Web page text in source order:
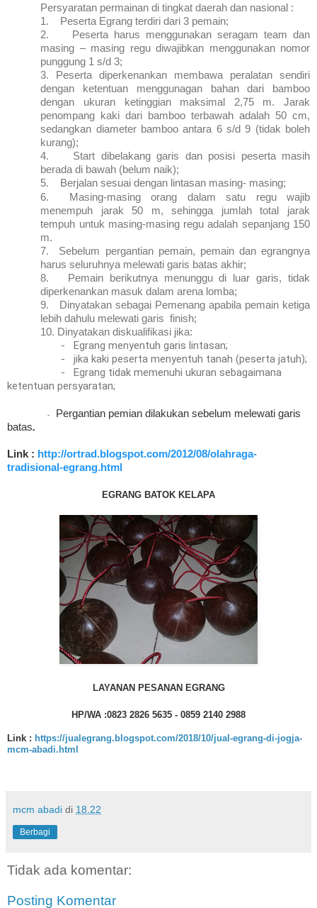
Persyaratan permainan di tingkat daerah dan nasional :
1.
Peserta Egrang terdiri dari 3 pemain;
2.
Peserta harus menggunakan seragam team dan
masing – masing regu diwajibkan menggunakan nomor
punggung 1 s/d 3;
3.
Peserta diperkenankan membawa peralatan sendiri
dengan ketentuan menggunagan bahan dari bamboo
dengan ukuran ketinggian maksimal 2,75 m. Jarak
penompang kaki dari bamboo terbawah adalah 50 cm,
sedangkan diameter bamboo antara 6 s/d 9 (tidak boleh
kurang);
4.
Start dibelakang garis dan posisi peserta masih
berada di bawah (belum naik);
5.
Berjalan sesuai dengan lintasan masing- masing;
6.
Masing-masing orang dalam satu regu wajib
menempuh jarak 50 m, sehingga jumlah total jarak
tempuh untuk masing-masing regu adalah sepanjang 150
m.
7.
Sebelum pergantian pemain, pemain dan egrangnya
harus seluruhnya melewati garis batas akhir;
8.
Pemain berikutnya menunggu di luar garis, tidak
diperkenankan masuk dalam arena lomba;
9.
Dinyatakan sebagai Pemenang apabila pemain ketiga
lebih dahulu melewati garis finish;
10. Dinyatakan diskualifikasi jika:
-
Egrang menyentuh garis lintasan;
-
jika kaki peserta menyentuh tanah (peserta jatuh);
-
Egrang tidak memenuhi ukuran sebagaimana
ketentuan persyaratan;
-
Pergantian pemian dilakukan sebelum melewati garis
batas.
Link : http://ortrad.blogspot.com/2012/08/olahraga-
tradisional-egrang.html
EGRANG BATOK KELAPA
LAYANAN PESANAN EGRANG
HP/WA :0823 2826 5635 - 0859 2140 2988
Link : https://jualegrang.blogspot.com/2018/10/jual-egrang-di-jogja-
mcm-abadi.html
mcm abadi di 18.22
Berbagi
Tidak ada komentar:
Posting Komentar